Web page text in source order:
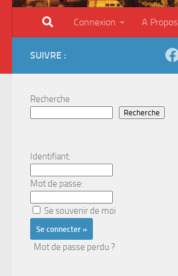
Connexion A Propos
SUIVRE :
Recherche
Recherche
Identifiant:
Mot de passe:
Se souvenir de moi
Mot de passe perdu ?